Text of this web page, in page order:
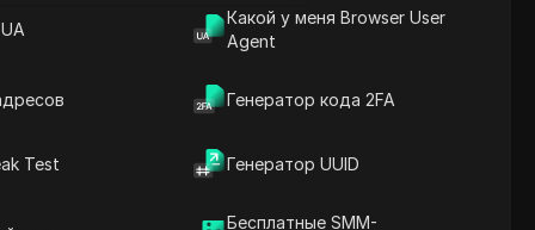
Какой у меня Browser User
Agent
Генератор кода 2FA
Test Генератор UUID
Бесплатные SMM-
Задать вопросы
Задайте вопросы об этой странице
Открыть в Claude
Задайте вопросы об этой странице